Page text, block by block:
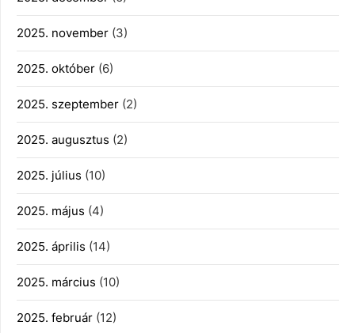
2025. november (3)
2025. október (6)
2025. szeptember (2)
2025. augusztus (2)
2025. július (10)
2025. május (4)
2025. április (14)
2025. március (10)
2025. február (12)